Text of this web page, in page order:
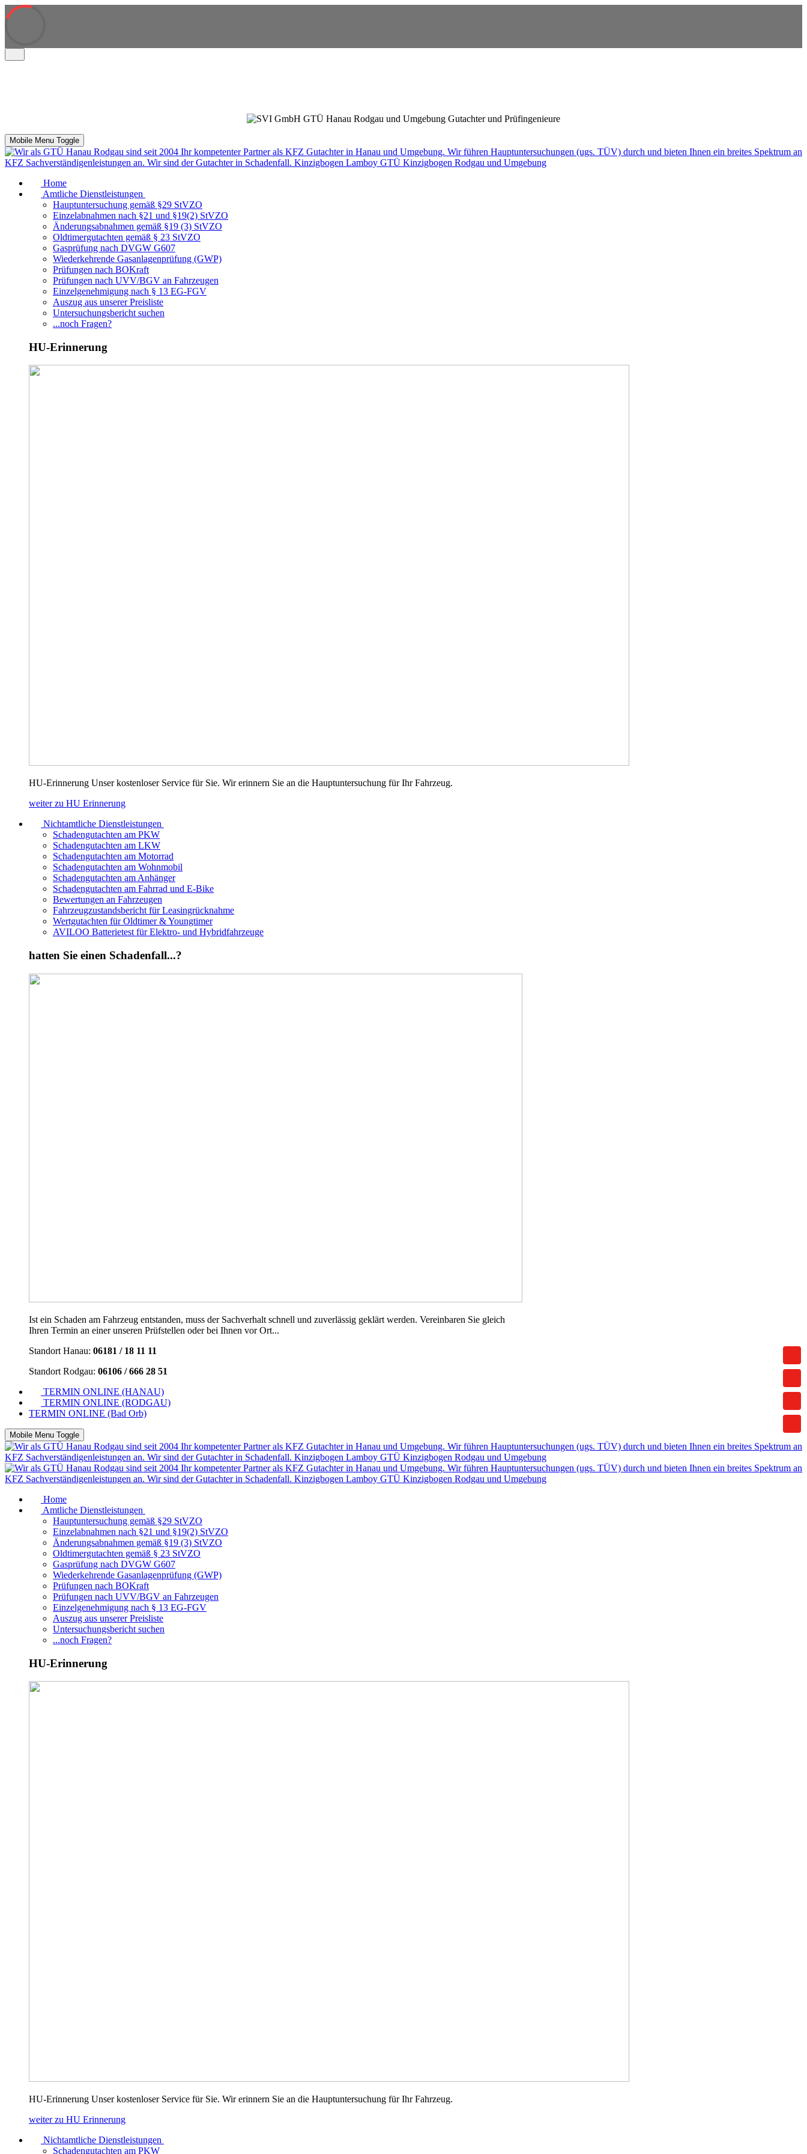
Mobile Menu Toggle
Home
Amtliche Dienstleistungen
Hauptuntersuchung gemäß §29 StVZO
Einzelabnahmen nach §21 und §19(2) StVZO
Änderungsabnahmen gemäß §19 (3) StVZO
Oldtimergutachten gemäß § 23 StVZO
Gasprüfung nach DVGW G607
Wiederkehrende Gasanlagenprüfung (GWP)
Prüfungen nach BOKraft
Prüfungen nach UVV/BGV an Fahrzeugen
Einzelgenehmigung nach § 13 EG-FGV
Auszug aus unserer Preisliste
Untersuchungsbericht suchen
...noch Fragen?
HU-Erinnerung
HU-Erinnerung Unser kostenloser Service für Sie. Wir erinnern Sie an die Hauptuntersuchung für Ihr Fahrzeug.
weiter zu HU Erinnerung
Nichtamtliche Dienstleistungen
Schadengutachten am PKW
Schadengutachten am LKW
Schadengutachten am Motorrad
Schadengutachten am Wohnmobil
Schadengutachten am Anhänger
Schadengutachten am Fahrrad und E-Bike
Bewertungen an Fahrzeugen
Fahrzeugzustandsbericht für Leasingrücknahme
Wertgutachten für Oldtimer & Youngtimer
AVILOO Batterietest für Elektro- und Hybridfahrzeuge
hatten Sie einen Schadenfall...?
Ist ein Schaden am Fahrzeug entstanden, muss der Sachverhalt schnell und zuverlässig geklärt werden. Vereinbaren Sie gleich
Ihren Termin an einer unseren Prüfstellen oder bei Ihnen vor Ort...
Standort Hanau: 06181 / 18 11 11
Standort Rodgau: 06106 / 666 28 51
TERMIN ONLINE (HANAU)
TERMIN ONLINE (RODGAU)
TERMIN ONLINE (Bad Orb)
Mobile Menu Toggle
Home
Amtliche Dienstleistungen
Hauptuntersuchung gemäß §29 StVZO
Einzelabnahmen nach §21 und §19(2) StVZO
Änderungsabnahmen gemäß §19 (3) StVZO
Oldtimergutachten gemäß § 23 StVZO
Gasprüfung nach DVGW G607
Wiederkehrende Gasanlagenprüfung (GWP)
Prüfungen nach BOKraft
Prüfungen nach UVV/BGV an Fahrzeugen
Einzelgenehmigung nach § 13 EG-FGV
Auszug aus unserer Preisliste
Untersuchungsbericht suchen
...noch Fragen?
HU-Erinnerung
HU-Erinnerung Unser kostenloser Service für Sie. Wir erinnern Sie an die Hauptuntersuchung für Ihr Fahrzeug.
weiter zu HU Erinnerung
Nichtamtliche Dienstleistungen
Schadengutachten am PKW